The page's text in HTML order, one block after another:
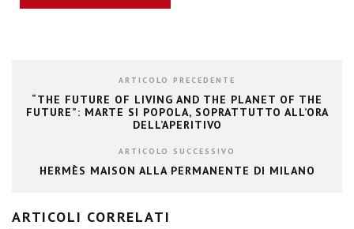
ARTICOLO PRECEDENTE
“THE FUTURE OF LIVING AND THE PLANET OF THE
FUTURE”: MARTE SI POPOLA, SOPRATTUTTO ALL’ORA
DELL’APERITIVO
ARTICOLO SUCCESSIVO
HERMÈS MAISON ALLA PERMANENTE DI MILANO
ARTICOLI CORRELATI